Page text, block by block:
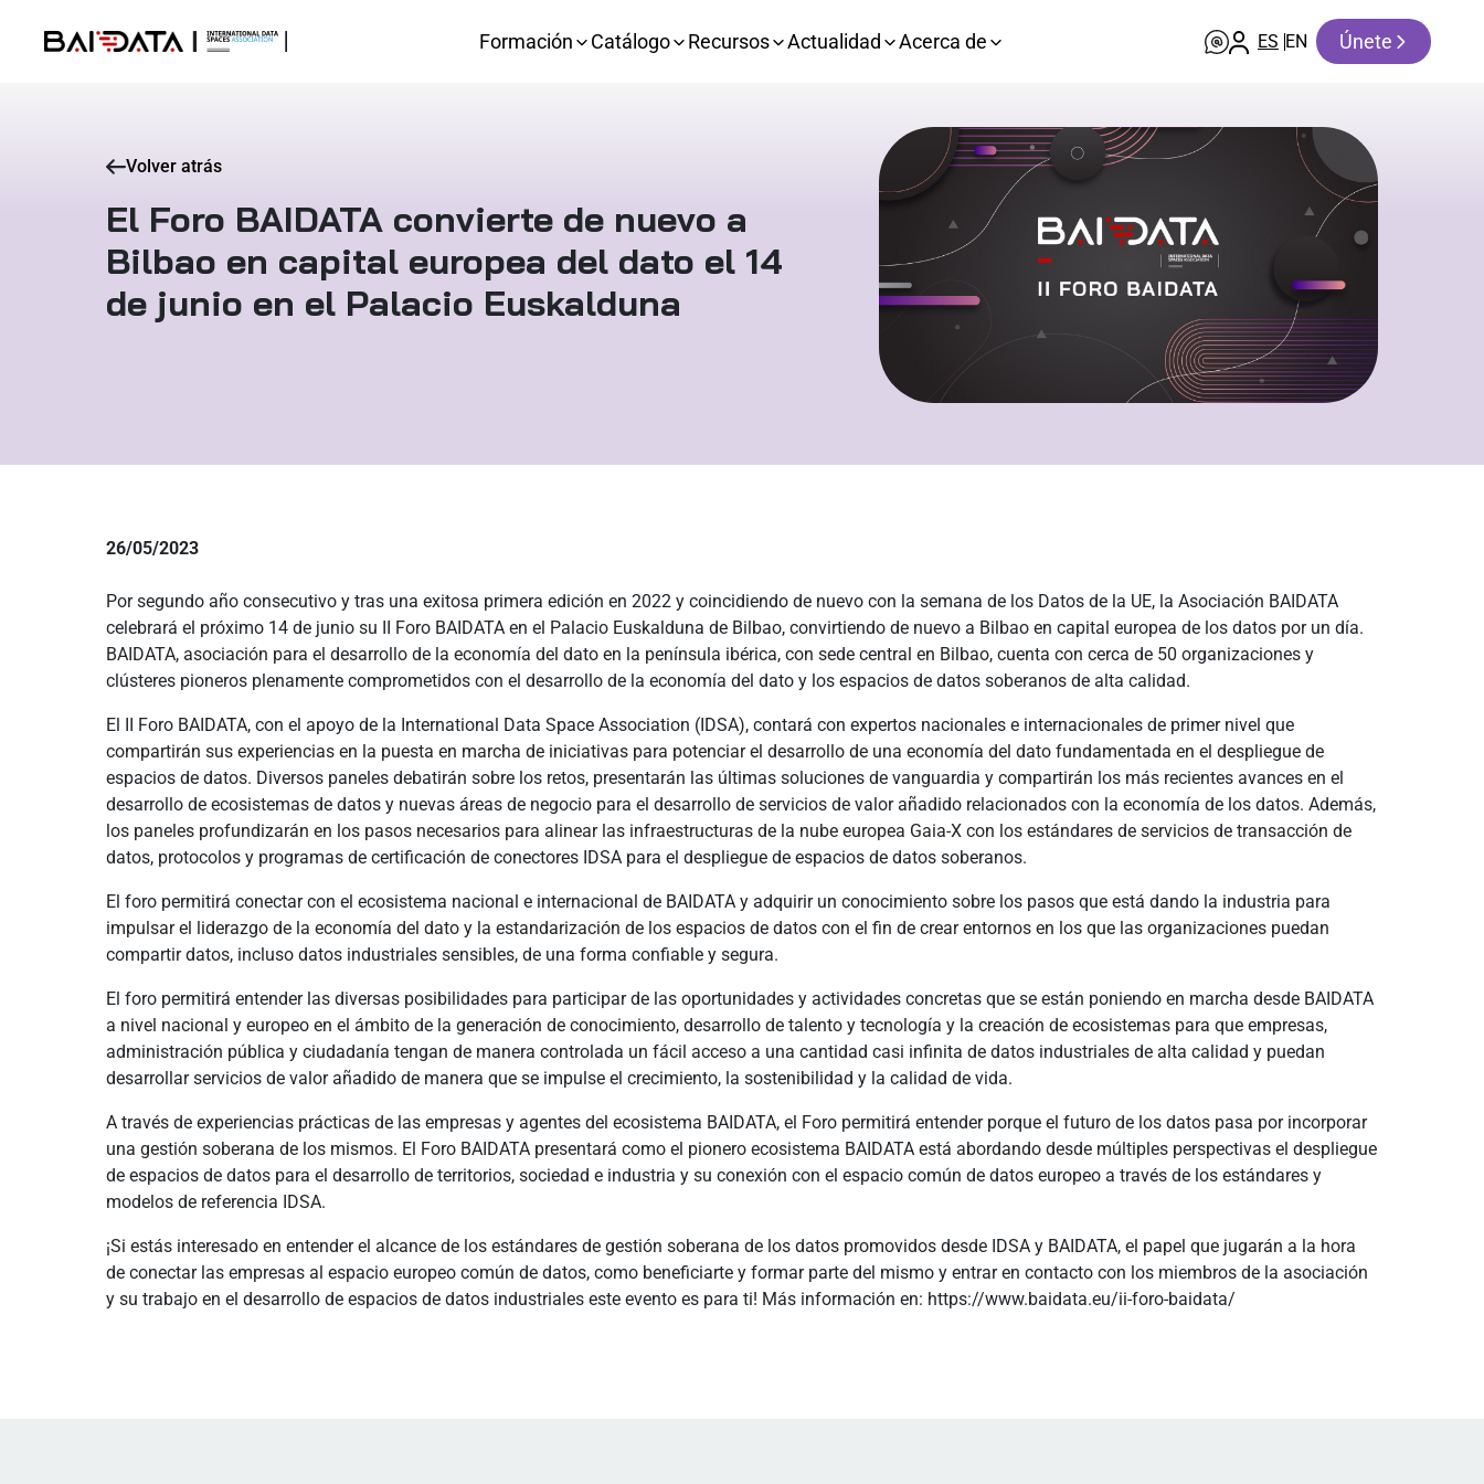
Formación Catálogo Recursos Actualidad Acerca de ES EN Únete
Volver atrás
El Foro BAIDATA convierte de nuevo a
Bilbao en capital europea del dato el 14
de junio en el Palacio Euskalduna
26/05/2023
Por segundo año consecutivo y tras una exitosa primera edición en 2022 y coincidiendo de nuevo con la semana de los Datos de la UE, la Asociación BAIDATA
celebrará el próximo 14 de junio su II Foro BAIDATA en el Palacio Euskalduna de Bilbao, convirtiendo de nuevo a Bilbao en capital europea de los datos por un día.
BAIDATA, asociación para el desarrollo de la economía del dato en la península ibérica, con sede central en Bilbao, cuenta con cerca de 50 organizaciones y
clústeres pioneros plenamente comprometidos con el desarrollo de la economía del dato y los espacios de datos soberanos de alta calidad.
El II Foro BAIDATA, con el apoyo de la International Data Space Association (IDSA), contará con expertos nacionales e internacionales de primer nivel que
compartirán sus experiencias en la puesta en marcha de iniciativas para potenciar el desarrollo de una economía del dato fundamentada en el despliegue de
espacios de datos. Diversos paneles debatirán sobre los retos, presentarán las últimas soluciones de vanguardia y compartirán los más recientes avances en el
desarrollo de ecosistemas de datos y nuevas áreas de negocio para el desarrollo de servicios de valor añadido relacionados con la economía de los datos. Además,
los paneles profundizarán en los pasos necesarios para alinear las infraestructuras de la nube europea Gaia-X con los estándares de servicios de transacción de
datos, protocolos y programas de certificación de conectores IDSA para el despliegue de espacios de datos soberanos.
El foro permitirá conectar con el ecosistema nacional e internacional de BAIDATA y adquirir un conocimiento sobre los pasos que está dando la industria para
impulsar el liderazgo de la economía del dato y la estandarización de los espacios de datos con el fin de crear entornos en los que las organizaciones puedan
compartir datos, incluso datos industriales sensibles, de una forma confiable y segura.
El foro permitirá entender las diversas posibilidades para participar de las oportunidades y actividades concretas que se están poniendo en marcha desde BAIDATA
a nivel nacional y europeo en el ámbito de la generación de conocimiento, desarrollo de talento y tecnología y la creación de ecosistemas para que empresas,
administración pública y ciudadanía tengan de manera controlada un fácil acceso a una cantidad casi infinita de datos industriales de alta calidad y puedan
desarrollar servicios de valor añadido de manera que se impulse el crecimiento, la sostenibilidad y la calidad de vida.
A través de experiencias prácticas de las empresas y agentes del ecosistema BAIDATA, el Foro permitirá entender porque el futuro de los datos pasa por incorporar
una gestión soberana de los mismos. El Foro BAIDATA presentará como el pionero ecosistema BAIDATA está abordando desde múltiples perspectivas el despliegue
de espacios de datos para el desarrollo de territorios, sociedad e industria y su conexión con el espacio común de datos europeo a través de los estándares y
modelos de referencia IDSA.
¡Si estás interesado en entender el alcance de los estándares de gestión soberana de los datos promovidos desde IDSA y BAIDATA, el papel que jugarán a la hora
de conectar las empresas al espacio europeo común de datos, como beneficiarte y formar parte del mismo y entrar en contacto con los miembros de la asociación
y su trabajo en el desarrollo de espacios de datos industriales este evento es para ti! Más información en: https://www.baidata.eu/ii-foro-baidata/